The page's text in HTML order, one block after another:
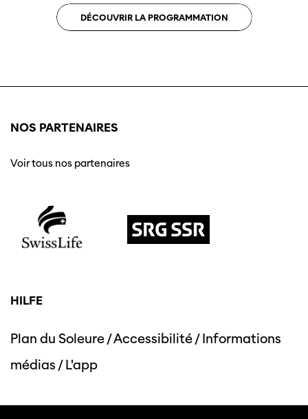
DÉCOUVRIR LA PROGRAMMATION
NOS PARTENAIRES
Voir tous nos partenaires
HILFE
Plan du Soleure/Accessibilité/Informations
médias /L'app